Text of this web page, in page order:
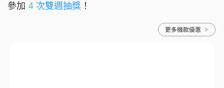
參加 4 次雙週抽獎 ！
更多機款優惠